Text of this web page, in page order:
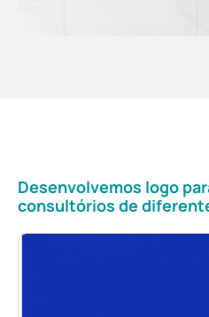
Desenvolvemos logo
consultórios de